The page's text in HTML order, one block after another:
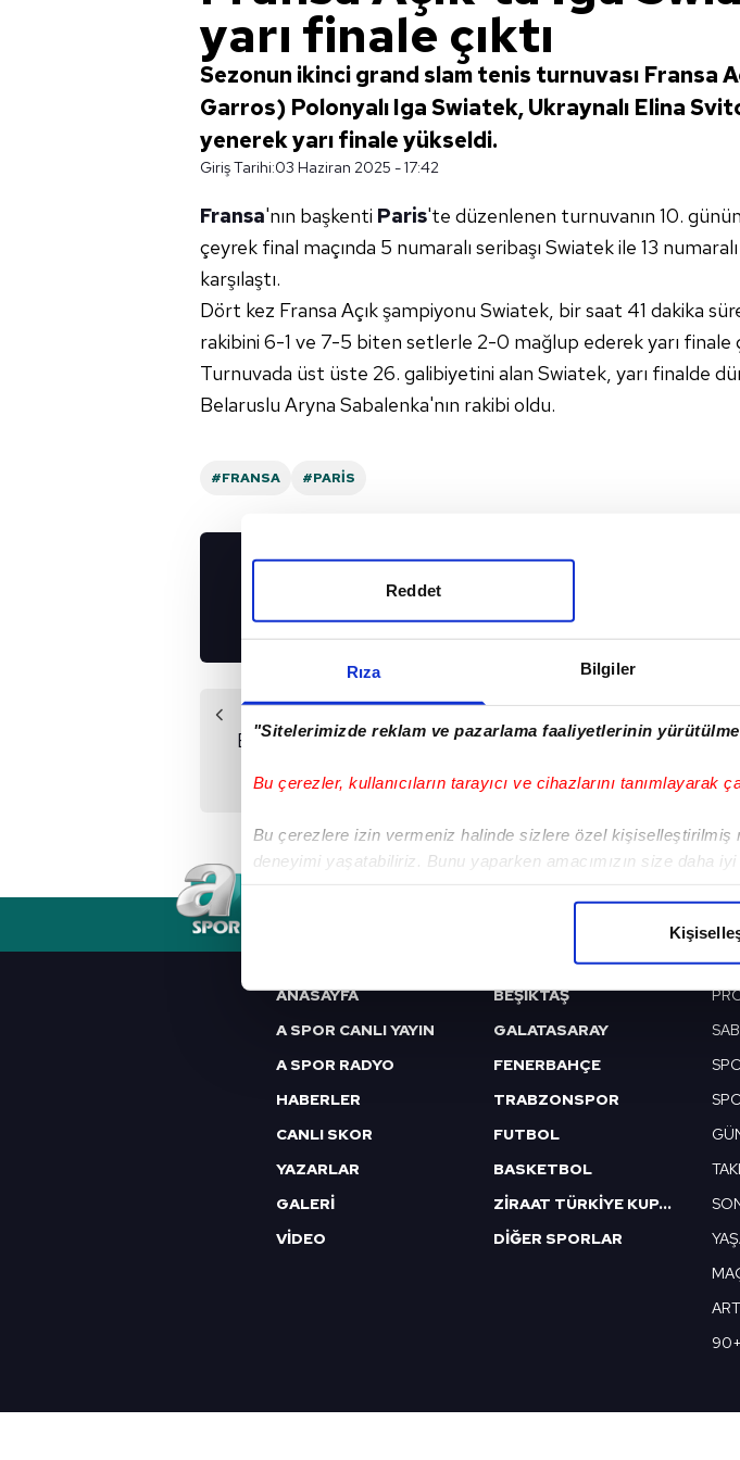
Rıza Bilgiler
"Sitelerimizde reklam ve pazarlama faaliyetlerinin
Bu çerezler, kullanıcıların tarayıcı ve cihazlarını tanımlayarak
Bu çerezlere izin vermeniz halinde sizlere özel kişiselleştirilmiş
deneyimi yaşatabiliriz. Bunu yaparken amacımızın size daha
Her halükârda, kullanıcılar, bu çerezlere izin vermedikleri
Sizlere daha iyi bir hizmet sunabilmek için İnternet Sitemizde
çerezler vasıtasıyla çeşitli kişisel verileriniz işlenmekte olup
amacıyla kullanılmaktadır. Diğer çerezler, sitemizin daha
reklam/pazarlama faaliyetlerinin yapılması, amaçlarıyla sınırlı
Çerezlere ilişkin tercihlerinizi aşağıda yer alan panel
butonuna tıklayabilir,
Çerez Bilgilendirme Metnimizi ziyaret
6698 sayılı Kişisel Verilerin Korunması Kanunu uyarınca
mevzuata uygun olarak kullanılan çerezlerle ilgili bilgi almak için
Reddet
yarı finale çıktı
Sezonun ikinci grand slam tenis turnuvası Fransa
Garros) Polonyalı Iga Swiatek, Ukraynalı Elina
yenerek yarı finale yükseldi.
Giriş Tarihi:03 Haziran 2025 - 17:42
Fransa'nın başkenti Paris'te düzenlenen turnuvanın 10.
çeyrek final maçında 5 numaralı seribaşı Swiatek ile 13
karşılaştı.
Dört kez Fransa Açık şampiyonu Swiatek, bir saat 41 dakika
rakibini 6-1 ve 7-5 biten setlerle 2-0 mağlup ederek yarı finale
Turnuvada üst üste 26. galibiyetini alan Swiatek, yarı finalde
Belaruslu Aryna Sabalenka'nın rakibi oldu.
#FRANSA #PARIS
UYGULAMALARIMIZI
Önceki Haber
Eczacıbaşı Stysiak'ı
GIZLILIK BILDIRIMI
ANASAYFA
A SPOR CANLI YAYIN
A SPOR RADYO
HABERLER
CANLI SKOR
YAZARLAR
GALERİ
VİDEO
BEŞİKTAŞ
GALATASARAY
FENERBAHÇE
TRABZONSPOR
FUTBOL
BASKETBOL
ZİRAAT TÜRKİYE KUPASI
DİĞER SPORLAR